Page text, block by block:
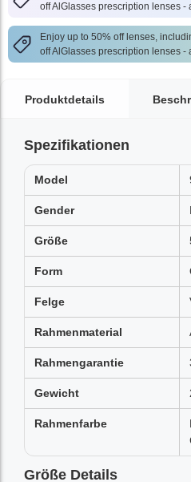
off AlGlasses prescription lenses
Enjoy up to 50% off lenses,
off AlGlasses prescription lenses
Produktdetails
Spezifikationen
Model
Gender
Größe
Form
Felge
Rahmenmaterial
Rahmengarantie
Gewicht
Rahmenfarbe
Größe Details